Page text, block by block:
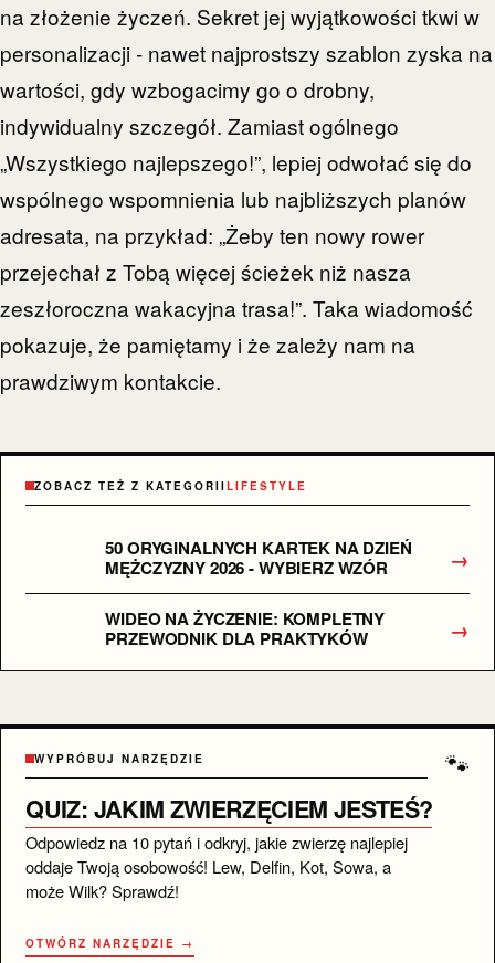
na złożenie życzeń. Sekret jej wyjątkowości tkwi w
personalizacji - nawet najprostszy szablon zyska na
wartości, gdy wzbogacimy go o drobny,
indywidualny szczegół. Zamiast ogólnego
„Wszystkiego najlepszego!”, lepiej odwołać się do
wspólnego wspomnienia lub najbliższych planów
adresata, na przykład: „Żeby ten nowy rower
przejechał z Tobą więcej ścieżek niż nasza
zeszłoroczna wakacyjna trasa!”. Taka wiadomość
pokazuje, że pamiętamy i że zależy nam na
prawdziwym kontakcie.
ZOBACZ TEŻ Z KATEGORIILIFESTYLE
50 ORYGINALNYCH KARTEK NA DZIEŃ
MĘŻCZYZNY 2026 - WYBIERZ WZÓR
→
WIDEO NA ŻYCZENIE: KOMPLETNY
PRZEWODNIK DLA PRAKTYKÓW
→
🐾
WYPRÓBUJ NARZĘDZIE
QUIZ: JAKIM ZWIERZĘCIEM JESTEŚ?
Odpowiedz na 10 pytań i odkryj, jakie zwierzę najlepiej
oddaje Twoją osobowość! Lew, Delfin, Kot, Sowa, a
może Wilk? Sprawdź!
OTWÓRZ NARZĘDZIE →